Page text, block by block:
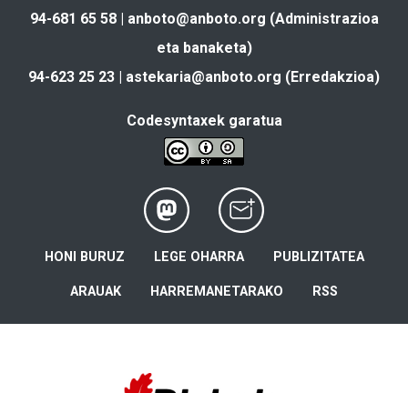
94-681 65 58 | anboto@anboto.org (Administrazioa
eta banaketa)
94-623 25 23 | astekaria@anboto.org (Erredakzioa)
Codesyntaxek garatua
HONI BURUZ LEGE OHARRA PUBLIZITATEA
ARAUAK HARREMANETARAKO RSS